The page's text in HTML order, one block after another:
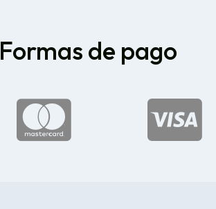
Formas de pago
 